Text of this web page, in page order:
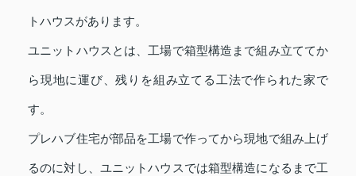
トハウスがあります。
ユニットハウスとは、工場で箱型構造まで組み立ててか
ら現地に運び、残りを組み立てる工法で作られた家で
す。
プレハブ住宅が部品を工場で作ってから現地で組み上げ
るのに対し、ユニットハウスでは箱型構造になるまで工